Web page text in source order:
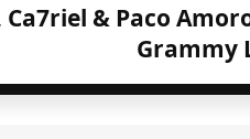
Ca7riel & Paco
Grammy